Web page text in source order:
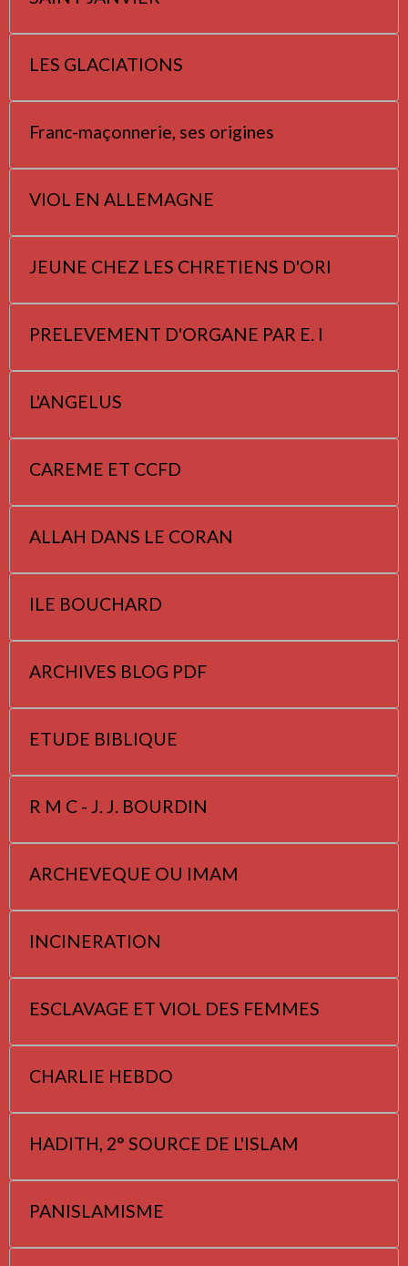
LES GLACIATIONS
Franc-maçonnerie, ses origines
VIOL EN ALLEMAGNE
JEUNE CHEZ LES CHRETIENS D'ORI
PRELEVEMENT D'ORGANE PAR E. I
L'ANGELUS
CAREME ET CCFD
ALLAH DANS LE CORAN
ILE BOUCHARD
ARCHIVES BLOG PDF
ETUDE BIBLIQUE
R M C - J. J. BOURDIN
ARCHEVEQUE OU IMAM
INCINERATION
ESCLAVAGE ET VIOL DES FEMMES
CHARLIE HEBDO
HADITH, 2° SOURCE DE L'ISLAM
PANISLAMISME